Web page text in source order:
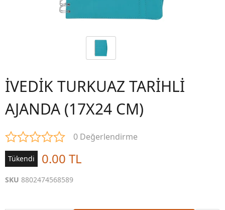
İVEDİK TURKUAZ TARİHLİ
AJANDA (17X24 CM)
0 Değerlendirme
Tükendi 0.00 TL
SKU 8802474568589